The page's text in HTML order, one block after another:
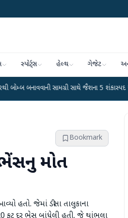
સ્પોર્ટ્સ હેલ્થ ગેજેટ
સાથે જૈશના 5 શંકાસ્પદ આતંકી ઝડપાયા ●
Bookmark
ભેંસનુ મોત
હતો. જેમાં ડીસા તાલુકાના